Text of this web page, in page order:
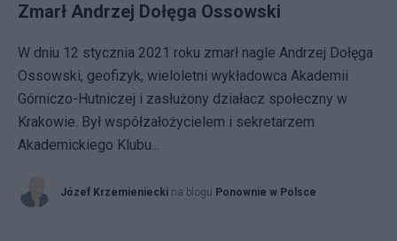
Zmarł Andrzej Dołęga Ossowski
W dniu 12 stycznia 2021 roku zmarł nagle Andrzej Dołęga
Ossowski, geofizyk, wieloletni wykładowca Akademii
Górniczo-Hutniczej i zasłużony działacz społeczny w
Krakowie. Był współzałożycielem i sekretarzem
Akademickiego Klubu...
Józef Krzemieniecki na blogu Ponownie w Polsce